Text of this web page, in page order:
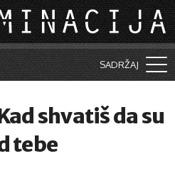
SADRŽAJ
shvatiš da su
tebe